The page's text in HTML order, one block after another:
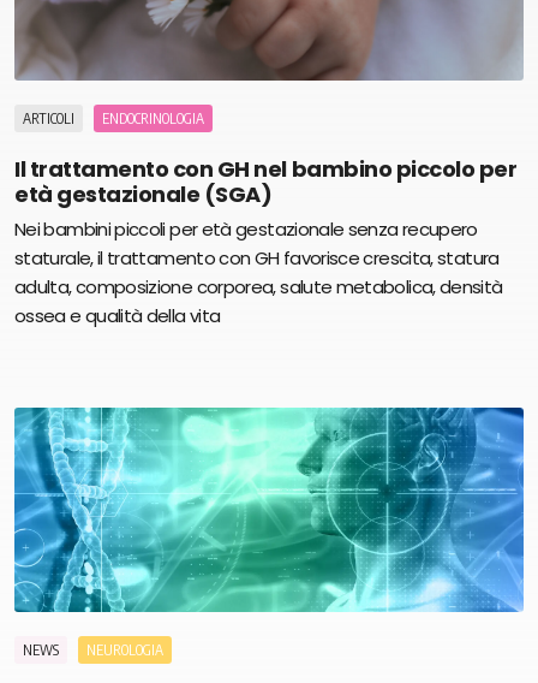
ARTICOLI ENDOCRINOLOGIA
Il trattamento con GH nel bambino piccolo per
età gestazionale (SGA)
Nei bambini piccoli per età gestazionale senza recupero
staturale, il trattamento con GH favorisce crescita, statura
adulta, composizione corporea, salute metabolica, densità
ossea e qualità della vita
NEWS NEUROLOGIA